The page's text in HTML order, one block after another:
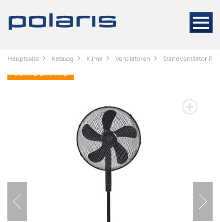
Hauptseite Katalog Klima Ventilatoren Standventilator
3 JAHRE GARANTIE